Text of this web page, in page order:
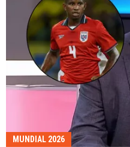
MUNDIAL 2026